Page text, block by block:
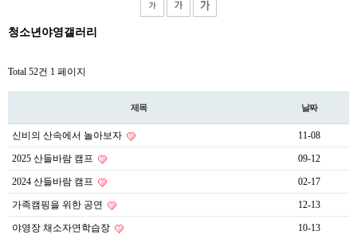
청소년야영갤러리
Total 52건 1 페이지
제목 날짜
신비의 산속에서 놀아보자 11-08
2025 산들바람 캠프 09-12
2024 산들바람 캠프 02-17
가족캠핑을 위한 공연 12-13
야영장 채소자연학습장 10-13